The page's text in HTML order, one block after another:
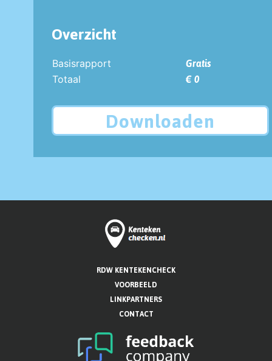
Overzicht
Basisrapport
Gratis
Totaal
€ 0
Downloaden
RDW KENTEKENCHECK
VOORBEELD
LINKPARTNERS
CONTACT